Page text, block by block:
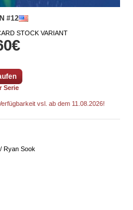
#12
STOCK VARIANT
Serie
vsl. ab dem 11.08.2026!
Ryan Sook